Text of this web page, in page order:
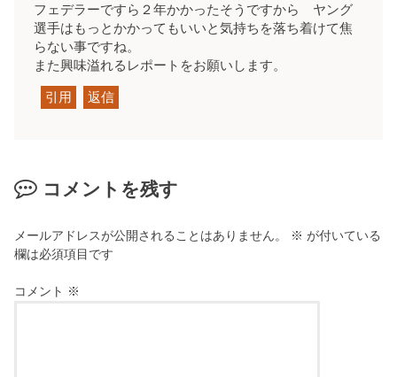
フェデラーですら２年かかったそうですから ヤング
選手はもっとかかってもいいと気持ちを落ち着けて焦
らない事ですね。
また興味溢れるレポートをお願いします。
引用 返信
コメントを残す
メールアドレスが公開されることはありません。 ※ が付いている
欄は必須項目です
コメント ※